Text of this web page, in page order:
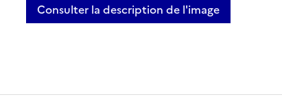
Consulter la description de l'image
Recette de la soupe de pois